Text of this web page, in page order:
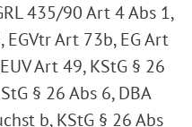
435/90 Art 4 Abs 1,
EGVtr Art 73b, EG Art
Art 49, KStG § 26
§ 26 Abs 6, DBA
b, KStG § 26 Abs